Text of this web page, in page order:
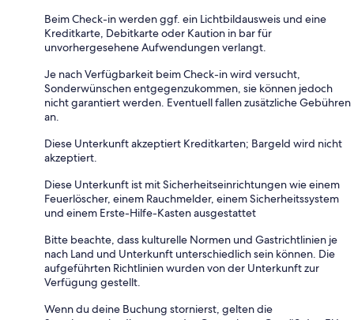
Beim Check-in werden ggf. ein Lichtbildausweis und eine
Kreditkarte, Debitkarte oder Kaution in bar für
unvorhergesehene Aufwendungen verlangt.
Je nach Verfügbarkeit beim Check-in wird versucht,
Sonderwünschen entgegenzukommen, sie können jedoch
nicht garantiert werden. Eventuell fallen zusätzliche Gebühren
an.
Diese Unterkunft akzeptiert Kreditkarten; Bargeld wird nicht
akzeptiert.
Diese Unterkunft ist mit Sicherheitseinrichtungen wie einem
Feuerlöscher, einem Rauchmelder, einem Sicherheitssystem
und einem Erste-Hilfe-Kasten ausgestattet
Bitte beachte, dass kulturelle Normen und Gastrichtlinien je
nach Land und Unterkunft unterschiedlich sein können. Die
aufgeführten Richtlinien wurden von der Unterkunft zur
Verfügung gestellt.
Wenn du deine Buchung stornierst, gelten die